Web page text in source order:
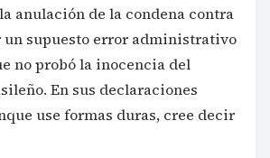
anulación de la condena contra
un supuesto error administrativo
no probó la inocencia del
En sus declaraciones
use formas duras, cree decir